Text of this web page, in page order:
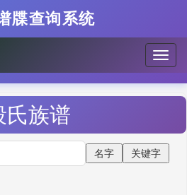
牒查询系统
氏族谱